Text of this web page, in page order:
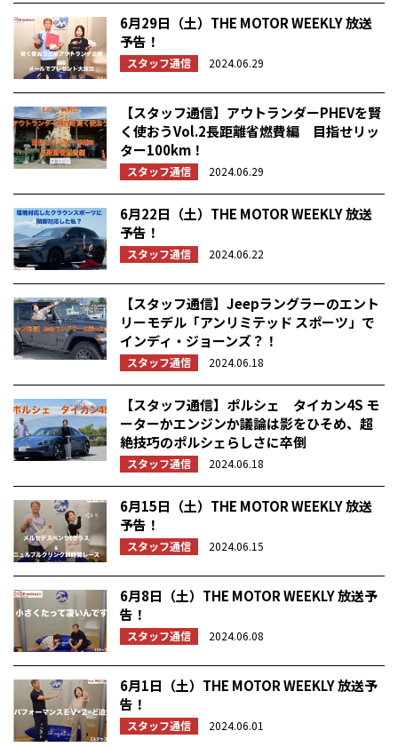
6月29日（土）THE MOTOR WEEKLY 放送
予告！
スタッフ通信 2024.06.29
【スタッフ通信】アウトランダーPHEVを賢
く使おうVol.2長距離省燃費編 目指せリッ
ター100km！
スタッフ通信 2024.06.29
6月22日（土）THE MOTOR WEEKLY 放送
予告！
スタッフ通信 2024.06.22
【スタッフ通信】Jeepラングラーのエント
リーモデル「アンリミテッド スポーツ」で
インディ・ジョーンズ？！
スタッフ通信 2024.06.18
【スタッフ通信】ポルシェ タイカン4S モ
ーターかエンジンか議論は影をひそめ、超
絶技巧のポルシェらしさに卒倒
スタッフ通信 2024.06.18
6月15日（土）THE MOTOR WEEKLY 放送
予告！
スタッフ通信 2024.06.15
6月8日（土）THE MOTOR WEEKLY 放送予
告！
スタッフ通信 2024.06.08
6月1日（土）THE MOTOR WEEKLY 放送予
告！
スタッフ通信 2024.06.01